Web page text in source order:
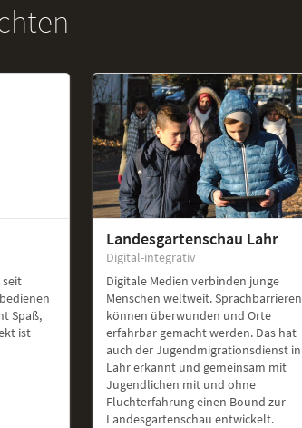
Spaß,
ist
Landesgartenschau Lahr
Digital-integrativ
Digitale Medien verbinden junge
Menschen weltweit. Sprachbarrieren
können überwunden und Orte
erfahrbar gemacht werden. Das hat
auch der Jugendmigrationsdienst in
Lahr erkannt und gemeinsam mit
Jugendlichen mit und ohne
Fluchterfahrung einen Bound zur
Landesgartenschau entwickelt.